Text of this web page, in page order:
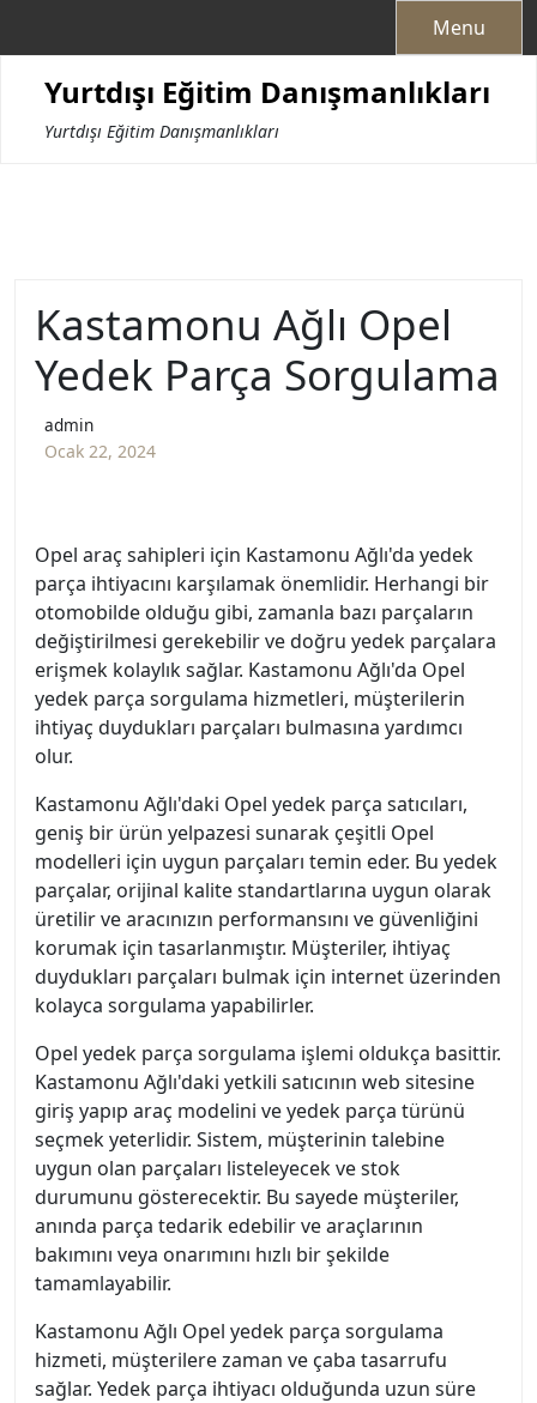
Menu
Yurtdışı Eğitim Danışmanlıkları
Yurtdışı Eğitim Danışmanlıkları
Kastamonu Ağlı Opel
Yedek Parça Sorgulama
admin
Ocak 22, 2024
Opel araç sahipleri için Kastamonu Ağlı'da yedek
parça ihtiyacını karşılamak önemlidir. Herhangi bir
otomobilde olduğu gibi, zamanla bazı parçaların
değiştirilmesi gerekebilir ve doğru yedek parçalara
erişmek kolaylık sağlar. Kastamonu Ağlı'da Opel
yedek parça sorgulama hizmetleri, müşterilerin
ihtiyaç duydukları parçaları bulmasına yardımcı
olur.
Kastamonu Ağlı'daki Opel yedek parça satıcıları,
geniş bir ürün yelpazesi sunarak çeşitli Opel
modelleri için uygun parçaları temin eder. Bu yedek
parçalar, orijinal kalite standartlarına uygun olarak
üretilir ve aracınızın performansını ve güvenliğini
korumak için tasarlanmıştır. Müşteriler, ihtiyaç
duydukları parçaları bulmak için internet üzerinden
kolayca sorgulama yapabilirler.
Opel yedek parça sorgulama işlemi oldukça basittir.
Kastamonu Ağlı'daki yetkili satıcının web sitesine
giriş yapıp araç modelini ve yedek parça türünü
seçmek yeterlidir. Sistem, müşterinin talebine
uygun olan parçaları listeleyecek ve stok
durumunu gösterecektir. Bu sayede müşteriler,
anında parça tedarik edebilir ve araçlarının
bakımını veya onarımını hızlı bir şekilde
tamamlayabilir.
Kastamonu Ağlı Opel yedek parça sorgulama
hizmeti, müşterilere zaman ve çaba tasarrufu
sağlar. Yedek parça ihtiyacı olduğunda uzun süre